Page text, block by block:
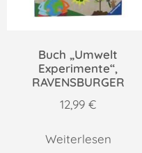
Buch „Umwelt
Experimente“,
RAVENSBURGER
12,99 €
Weiterlesen